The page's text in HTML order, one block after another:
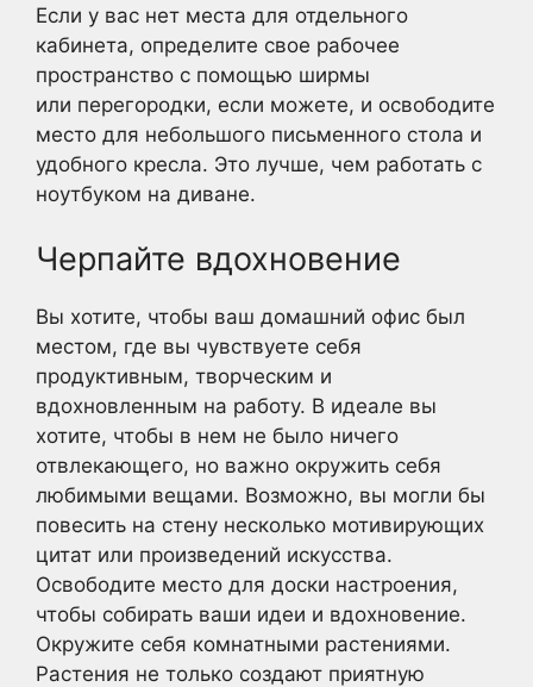
Если у вас нет места для отдельного
кабинета, определите свое рабочее
пространство с помощью ширмы
или перегородки, если можете, и освободите
место для небольшого письменного стола и
удобного кресла. Это лучше, чем работать с
ноутбуком на диване.
Черпайте вдохновение
Вы хотите, чтобы ваш домашний офис был
местом, где вы чувствуете себя
продуктивным, творческим и
вдохновленным на работу. В идеале вы
хотите, чтобы в нем не было ничего
отвлекающего, но важно окружить себя
любимыми вещами. Возможно, вы могли бы
повесить на стену несколько мотивирующих
цитат или произведений искусства.
Освободите место для доски настроения,
чтобы собирать ваши идеи и вдохновение.
Окружите себя комнатными растениями.
Растения не только создают приятную